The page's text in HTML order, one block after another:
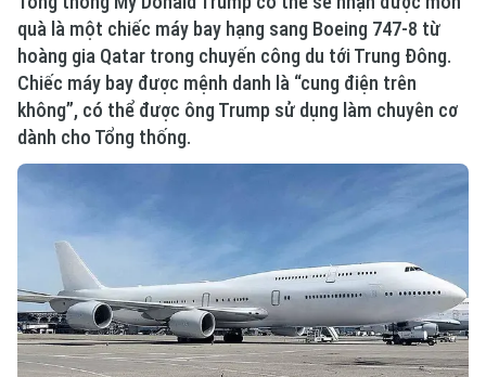
quà là một chiếc máy bay hạng sang Boeing 747-8 từ
hoàng gia Qatar trong chuyến công du tới Trung Đông.
Chiếc máy bay được mệnh danh là “cung điện trên
không”, có thể được ông Trump sử dụng làm chuyên cơ
dành cho Tổng thống.